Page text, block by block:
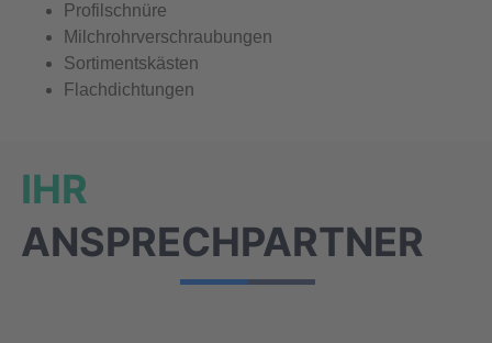
Profilschnüre
Milchrohrverschraubungen
Sortimentskästen
Flachdichtungen
IHR
ANSPRECHPARTNER